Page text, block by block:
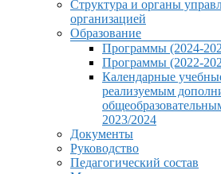
Структура и органы
организацией
Образование
Программы (2024-
Программы (2022-
Календарные
реализуемым
2023/2024
Документы
Руководство
Педагогический состав